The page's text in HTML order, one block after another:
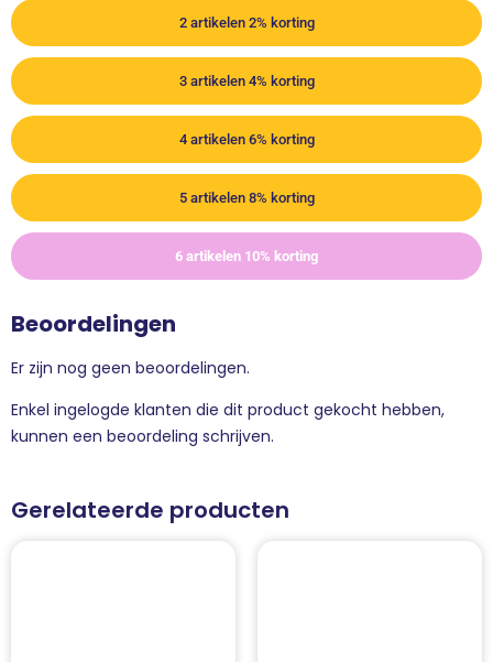
2 artikelen 2% korting
3 artikelen 4% korting
4 artikelen 6% korting
5 artikelen 8% korting
6 artikelen 10% korting
Beoordelingen
Er zijn nog geen beoordelingen.
Enkel ingelogde klanten die dit product gekocht hebben,
kunnen een beoordeling schrijven.
Gerelateerde producten